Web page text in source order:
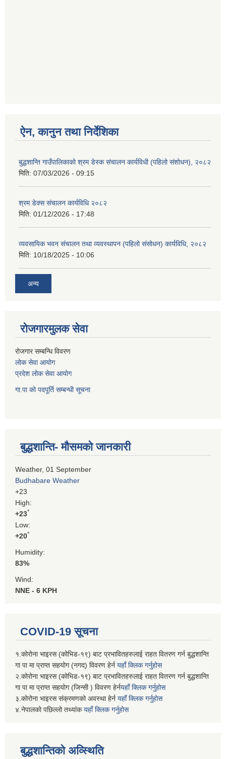
ऐन, कानुन तथा निर्देशिका
बुद्धशान्ति गाउँपालिकाको श्रम डेस्क संचालन कार्यविधी (पहिलो संशोधन), २०८२
मिति: 07/03/2026 - 09:15
श्रम डेक्स संचालन कार्यविधि २०८२
मिति: 01/12/2026 - 17:48
व्यवसायिक भवन संचालन तथा व्यवस्थापन (पहिलो संसोधन) कार्यविधि, २०८२
मिति: 10/18/2025 - 10:06
अन्य
रोजगारमुलक सेवा
रोजगार सम्बन्धि विवरण
लोक सेवा आयोग
प्रदेश लोक सेवा आयोग
गा.पा को पदपूर्ति सम्बन्धी सूचना
बुद्धशान्ति- मौसमको जानकारी
Weather, 01 September
Budhabare Weather
+23
High:
+23°
Low:
+20°
Humidity:
83%
Wind:
NNE - 6 KPH
COVID-19 सूचना
१.कोरोना भाइरस (कोभिड-१९) बाट प्रभावितहरुलाई राहत वितरण गर्न बुद्धशान्ति
गा पा मा प्राप्त सहयोग (नगद) विवरण हेर्न यहाँ क्लिक गर्नुहोस
२.कोरोना भाइरस (कोभिड-१९) बाट प्रभावितहरुलाई राहत वितरण गर्न बुद्धशान्ति
गा पा मा प्राप्त सहयोग (जिन्सी ) विवरण हेर्नयहाँ क्लिक गर्नुहोस
३.कोरोना भाइरस संक्रमणको अवस्था हेर्न यहाँ क्लिक गर्नुहोस
४.नेपालको पछिल्लो तथ्यांकयहाँ क्लिक गर्नुहोस
बुद्धशान्तिको अव्स्थिति